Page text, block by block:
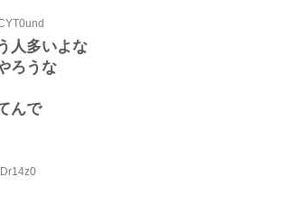
人多いよな
ろうな
んで